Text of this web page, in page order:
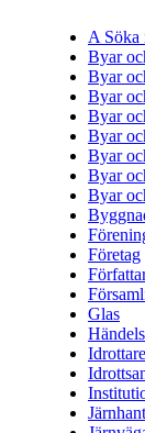
A Söka
Byar
Byar
Byar
Byar
Byar
Byar
Byar
Byar
Företag
Glas
Idrottare